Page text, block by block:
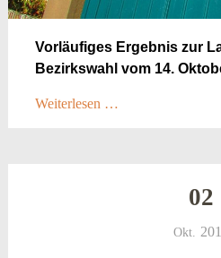
Vorläufiges Ergebnis zur
Bezirkswahl vom 14.
Weiterlesen …
02
Okt.